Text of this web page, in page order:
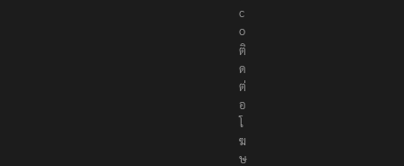
c
o
ติ
ด
ต่
อ
โ
ฆ
ษ